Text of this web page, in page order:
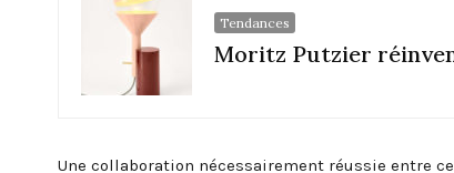
Tendances
Moritz Putzier
Une collaboration nécessairement réussie entre